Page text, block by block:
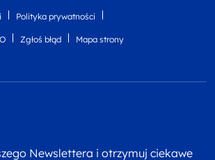
Polityka prywatności
Zgłoś błąd Mapa strony
Newslettera i otrzymuj ciekawe